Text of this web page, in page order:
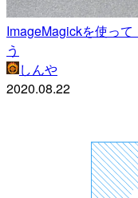
ImageMagickを使っ
う
しんや
2020.08.22